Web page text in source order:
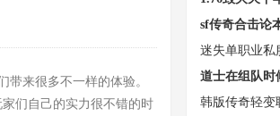
带来很多不一样的体验。
们自己的实力很不错的时
sf传奇合击论
迷失单职业私
道士在组队时
韩版传奇轻变